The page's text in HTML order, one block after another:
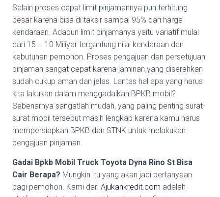
Selain proses cepat limit pinjamannya pun terhitung
besar karena bisa di taksir sampai 95% dari harga
kendaraan. Adapun limit pinjamanya yaitu variatif mulai
dari 15 – 10 Miliyar tergantung nilai kendaraan dan
kebutuhan pemohon. Proses pengajuan dan persetujuan
pinjaman sangat cepat karena jaminan yang diserahkan
sudah cukup aman dan jelas. Lantas hal apa yang harus
kita lakukan dalam menggadaikan BPKB mobil?
Sebenarnya sangatlah mudah, yang paling penting surat-
surat mobil tersebut masih lengkap karena kamu harus
mempersiapkan BPKB dan STNK untuk melakukan
pengajuan pinjaman.
Gadai Bpkb Mobil Truck Toyota Dyna Rino St Bisa
Cair Berapa? Mungkin itu yang akan jadi pertanyaan
bagi pemohon. Kami dari Ajukankredit.com adalah